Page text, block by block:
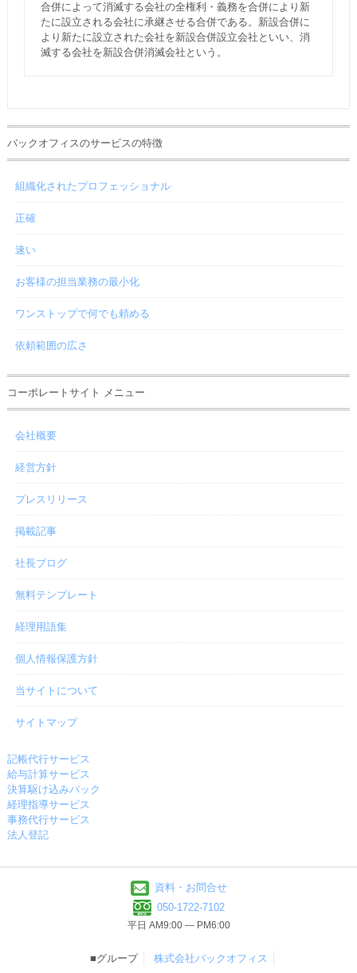
合併によって消滅する会社の全権利・義務を合併により新
たに設立される会社に承継させる合併である。新設合併に
より新たに設立された会社を新設合併設立会社といい、消
滅する会社を新設合併消滅会社という。
バックオフィスのサービスの特徴
組織化されたプロフェッショナル
正確
速い
お客様の担当業務の最小化
ワンストップで何でも頼める
依頼範囲の広さ
コーポレートサイト メニュー
会社概要
経営方針
プレスリリース
掲載記事
社長ブログ
無料テンプレート
経理用語集
個人情報保護方針
当サイトについて
サイトマップ
記帳代行サービス
給与計算サービス
決算駆け込みパック
経理指導サービス
事務代行サービス
法人登記
資料・お問合せ
050-1722-7102
平日 AM9:00 ― PM6:00
■グループ 株式会社バックオフィス